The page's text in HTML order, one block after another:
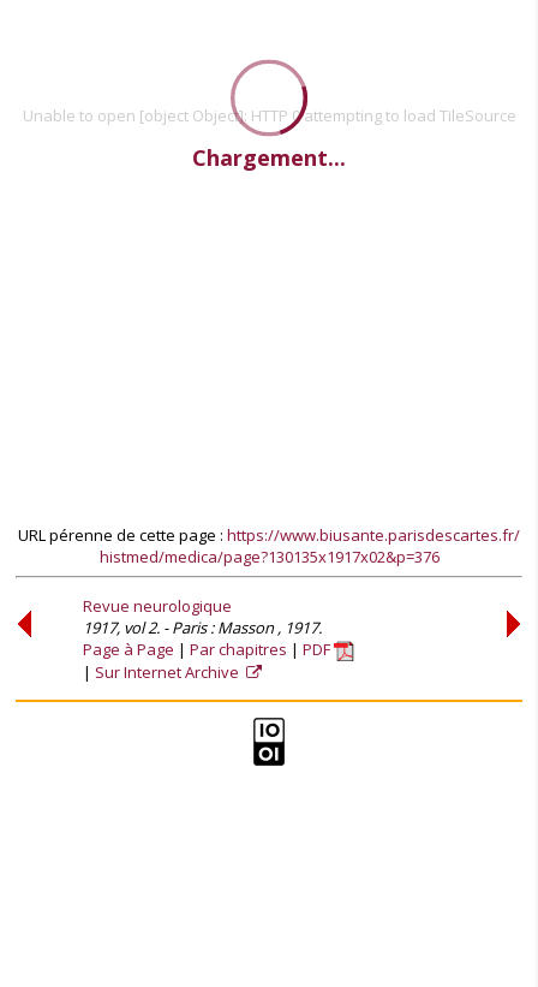
Unable to open [object Object]: HTTP 0 attempting to load TileSource
Chargement...
URL pérenne de cette page : https://www.biusante.parisdescartes.fr/
histmed/medica/page?130135x1917x02&p=376
Revue neurologique
1917, vol 2. - Paris : Masson , 1917.
Page à Page
Par chapitres
PDF
Sur Internet Archive